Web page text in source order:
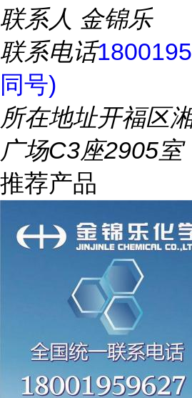
联系人 金锦乐
联系电话
同号)
所在地址开福区
广场C3座2905室
推荐产品